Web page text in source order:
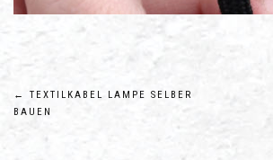
Beitragsnavigation
←
TEXTILKABEL LAMPE SELBER
BAUEN